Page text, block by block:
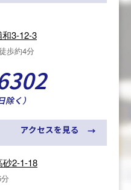
3-12-3
歩約4分
除く）
2-1-18
アクセスを見る